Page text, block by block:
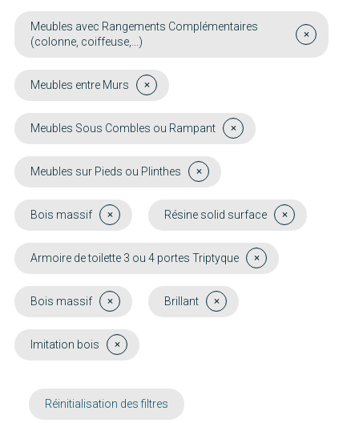
Meubles avec Rangements Complémentaires
(colonne, coiffeuse,...)
Meubles entre Murs
Meubles Sous Combles ou Rampant
Meubles sur Pieds ou Plinthes
Bois massif Résine solid surface
Armoire de toilette 3 ou 4 portes Triptyque
Bois massif Brillant
Imitation bois
Réinitialisation des filtres